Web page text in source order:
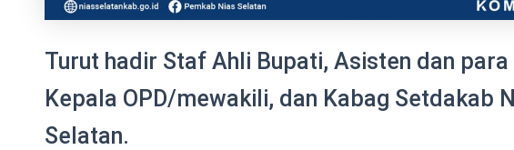
Turut hadir Staf Ahli Bupati, Asisten dan para
Kepala OPD/mewakili, dan Kabag Setdakab
Selatan.